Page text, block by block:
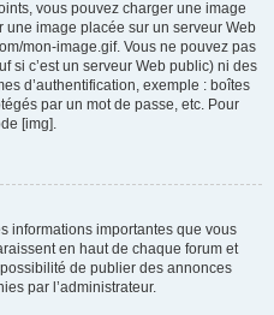
vous pouvez charger une image
une image placée sur un serveur Web
mon-image.gif. Vous ne pouvez pas
si c’est un serveur Web public) ni des
d’authentification, exemple : boîtes
par un mot de passe, etc. Pour
[img].
informations importantes que vous
en haut de chaque forum et
de publier des annonces
par l’administrateur.